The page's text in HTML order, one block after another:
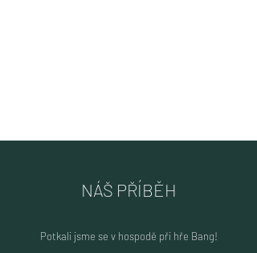
NÁŠ PŘÍBĚH
Potkali jsme se v hospodě při hře Bang!